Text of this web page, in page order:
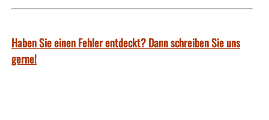
Haben Sie einen Fehler entdeckt? Dann schreiben Sie uns
gerne!